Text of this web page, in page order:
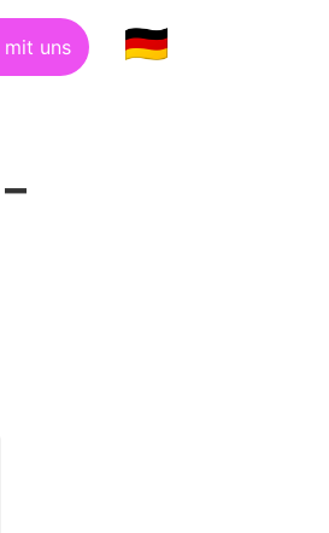
mit uns